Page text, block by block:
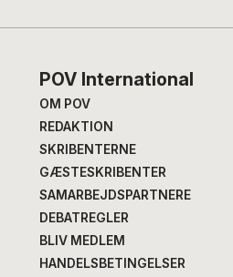
POV International
OM POV
REDAKTION
SKRIBENTERNE
GÆSTESKRIBENTER
SAMARBEJDSPARTNERE
DEBATREGLER
BLIV MEDLEM
HANDELSBETINGELSER